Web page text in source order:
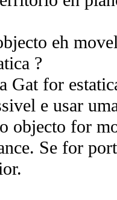
eh
?
Gat for
e usar
objecto for
Se for